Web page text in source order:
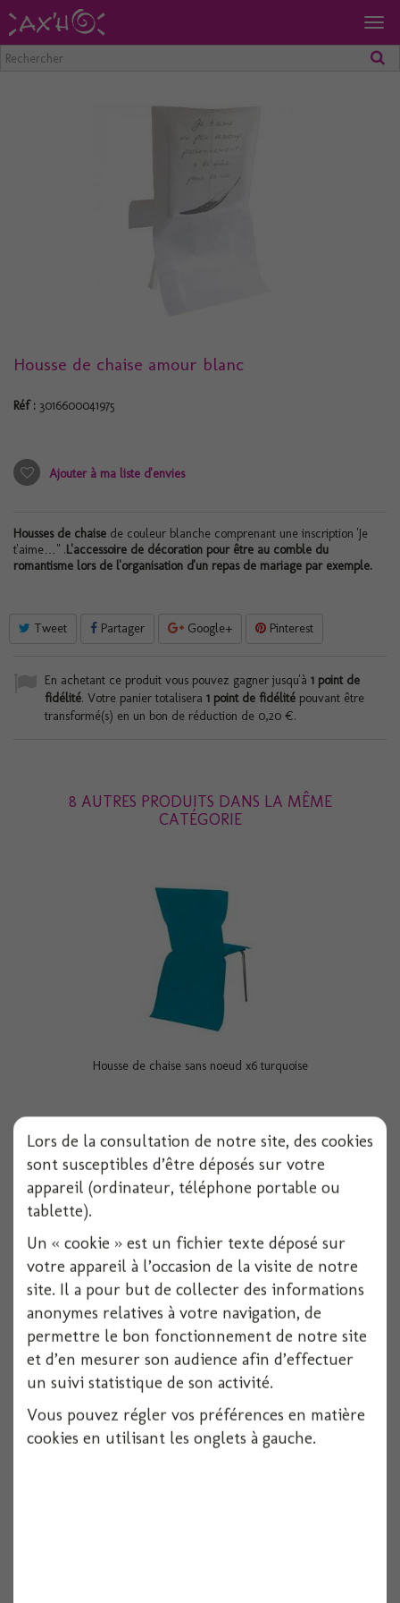
Housse de chaise amour blanc
Réf : 3016600041975
Ajouter à ma liste d'envies
Housses de chaise de couleur blanche comprenant une inscription 'Je
t'aime…" .L'accessoire de décoration pour être au comble du
romantisme lors de l'organisation d'un repas de mariage par exemple.
Tweet Partager Google+ Pinterest
En achetant ce produit vous pouvez gagner jusqu'à 1 point de
fidélité. Votre panier totalisera 1 point de fidélité pouvant être
transformé(s) en un bon de réduction de 0,20 €.
8 AUTRES PRODUITS DANS LA MÊME
CATÉGORIE
Housse de chaise sans noeud x6 turquoise
Voir
Housse de chaise sans noeud x6 vert tilleul
Lors de la consultation de notre site, des cookies
sont susceptibles d’être déposés sur votre
appareil (ordinateur, téléphone portable ou
tablette).
Un « cookie » est un fichier texte déposé sur
votre appareil à l’occasion de la visite de notre
site. Il a pour but de collecter des informations
anonymes relatives à votre navigation, de
permettre le bon fonctionnement de notre site
et d’en mesurer son audience afin d’effectuer
un suivi statistique de son activité.
Vous pouvez régler vos préférences en matière
cookies en utilisant les onglets à gauche.